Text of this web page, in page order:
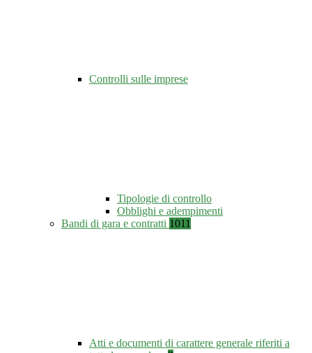
Controlli sulle imprese
Tipologie di controllo
Obblighi e adempimenti
Bandi di gara e contratti 1011
Atti e documenti di carattere generale riferiti a